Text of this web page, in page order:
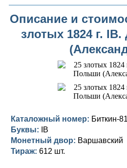
Монеты 1958 года
Золотые червонцы
Памятные и юбилейные
Николай II (1894-1917)
Золото
Германская оккупация
Для Финляндии
Памятные и донативные
Александр III (1881-1894)
Для Финляндии
Памятные и донативные
Александр II (1855-1881)
Медь
Для Финляндии
Памятные и донативные
Николай I (1825-1855)
Платина, золото
Серебро
Для Грузии
Александр I (1801-1825)
Золото
Серебро
Медь
Павел I (1796-1801)
Серебро
Екатерина II (1762-1796)
Золото
Петр III (1762)
Описание и
злотых 1824 г.
Каталожный номер: Биткин-
Буквы:
IB
Монетный двор: Варшавский
Тираж: 612 шт.